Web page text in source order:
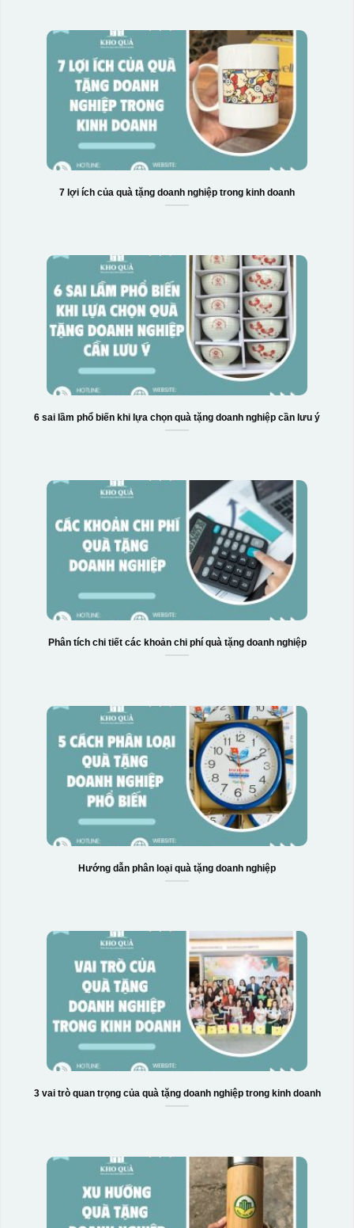
Hộp xi bình hoa
7 lợi ích của quà tặng doanh nghiệp trong kinh doanh
6 sai lầm phổ biến khi lựa chọn quà tặng doanh nghiệp cần lưu ý
Phân tích chi tiết các khoản chi phí quà tặng doanh nghiệp
Hướng dẫn phân loại quà tặng doanh nghiệp
3 vai trò quan trọng của quà tặng doanh nghiệp trong kinh doanh